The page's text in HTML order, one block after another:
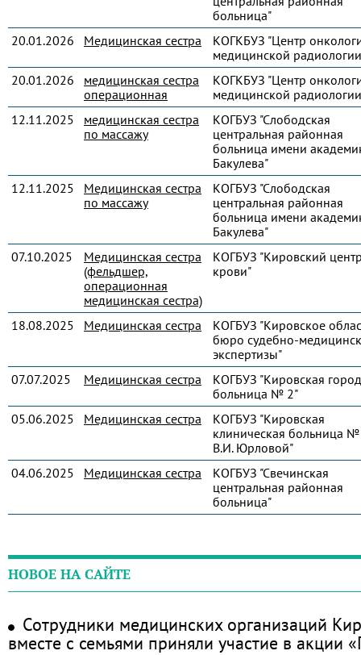
больница"
20.01.2026
Медицинская сестра
КОГКБУЗ "Центр
медицинской
20.01.2026
медицинская сестра
операционная
КОГКБУЗ "Центр
медицинской
12.11.2025
медицинская сестра
по массажу
КОГБУЗ "Слободская
центральная районная
больница имени
Бакулева"
12.11.2025
Медицинская сестра
по массажу
КОГБУЗ "Слободская
центральная районная
больница имени
Бакулева"
07.10.2025
Медицинская сестра
(фельдшер,
операционная
медицинская сестра)
КОГБУЗ "Кировский
крови"
18.08.2025 Медицинская сестра
КОГБУЗ "Кировское
бюро судебно-
экспертизы"
07.07.2025
Медицинская сестра
КОГБУЗ "Кировская
больница № 2"
05.06.2025
Медицинская сестра
КОГБУЗ "Кировская
клиническая больница
В.И. Юрловой"
04.06.2025
Медицинская сестра
КОГБУЗ "Свечинская
центральная районная
больница"
НОВОЕ НА САЙТЕ
Сотрудники медицинских организаций
вместе с семьями приняли участие в акции